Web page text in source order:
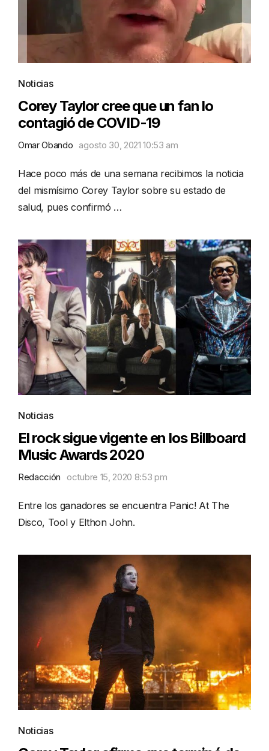
Noticias
Corey Taylor cree que un fan lo
contagió de COVID-19
Omar Obando agosto 30, 2021 10:53 am
Hace poco más de una semana recibimos la noticia
del mismísimo Corey Taylor sobre su estado de
salud, pues confirmó …
Noticias
El rock sigue vigente en los Billboard
Music Awards 2020
Redacción octubre 15, 2020 8:53 pm
Entre los ganadores se encuentra Panic! At The
Disco, Tool y Elthon John.
Noticias